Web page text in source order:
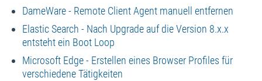
DameWare - Remote Client Agent manuell entfernen
Elastic Search - Nach Upgrade auf die Version 8.x.x
entsteht ein Boot Loop
Microsoft Edge - Erstellen eines Browser Profiles für
verschiedene Tätigkeiten